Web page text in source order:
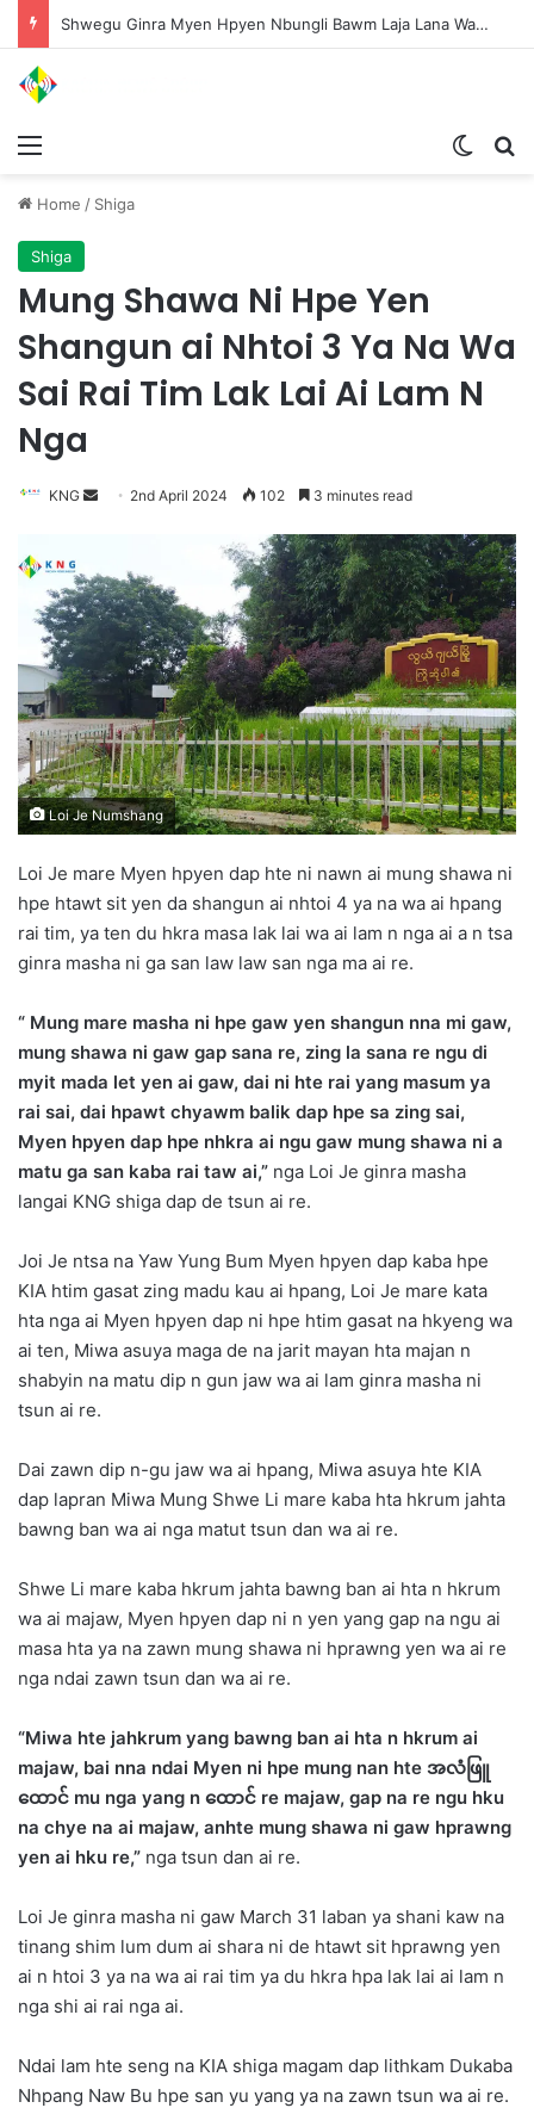
Shwegu Ginra Myen Hpyen Nbungli Bawm Laja Lana Wa Jahkrat Bun Nga
Home / Shiga
Shiga
Mung Shawa Ni Hpe Yen
Shangun ai Nhtoi 3 Ya Na Wa
Sai Rai Tim Lak Lai Ai Lam N
Nga
KNG
d
a
n
e
a
i
l
2nd April 2024 102 3 minutes read
Loi Je Numshang
Loi Je mare Myen hpyen dap hte ni nawn ai mung shawa ni
hpe htawt sit yen da shangun ai nhtoi 4 ya na wa ai hpang
rai tim, ya ten du hkra masa lak lai wa ai lam n nga ai a n tsa
ginra masha ni ga san law law san nga ma ai re.
“ Mung mare masha ni hpe gaw yen shangun nna mi gaw,
mung shawa ni gaw gap sana re, zing la sana re ngu di
myit mada let yen ai gaw, dai ni hte rai yang masum ya
rai sai, dai hpawt chyawm balik dap hpe sa zing sai,
Myen hpyen dap hpe nhkra ai ngu gaw mung shawa ni a
matu ga san kaba rai taw ai,” nga Loi Je ginra masha
langai KNG shiga dap de tsun ai re.
Joi Je ntsa na Yaw Yung Bum Myen hpyen dap kaba hpe
KIA htim gasat zing madu kau ai hpang, Loi Je mare kata
hta nga ai Myen hpyen dap ni hpe htim gasat na hkyeng wa
ai ten, Miwa asuya maga de na jarit mayan hta majan n
shabyin na matu dip n gun jaw wa ai lam ginra masha ni
tsun ai re.
Dai zawn dip n-gu jaw wa ai hpang, Miwa asuya hte KIA
dap lapran Miwa Mung Shwe Li mare kaba hta hkrum jahta
bawng ban wa ai nga matut tsun dan wa ai re.
Shwe Li mare kaba hkrum jahta bawng ban ai hta n hkrum
wa ai majaw, Myen hpyen dap ni n yen yang gap na ngu ai
masa hta ya na zawn mung shawa ni hprawng yen wa ai re
nga ndai zawn tsun dan wa ai re.
“Miwa hte jahkrum yang bawng ban ai hta n hkrum ai
majaw, bai nna ndai Myen ni hpe mung nan hte အလံဖြူ
ထောင် mu nga yang n ထောင် re majaw, gap na re ngu hku
na chye na ai majaw, anhte mung shawa ni gaw hprawng
yen ai hku re,” nga tsun dan ai re.
Loi Je ginra masha ni gaw March 31 laban ya shani kaw na
tinang shim lum dum ai shara ni de htawt sit hprawng yen
ai n htoi 3 ya na wa ai rai tim ya du hkra hpa lak lai ai lam n
nga shi ai rai nga ai.
Ndai lam hte seng na KIA shiga magam dap lithkam Dukaba
Nhpang Naw Bu hpe san yu yang ya na zawn tsun wa ai re.